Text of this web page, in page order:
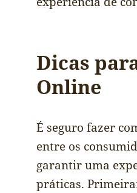
Dicas
Online
É seguro fazer
entre os
garantir uma
práticas.